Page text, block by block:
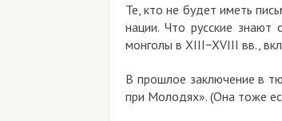
Те, кто не будет иметь
нации. Что русские
монголы в XIII−XVIII вв.,
В прошлое заключение в
при Молодях». (Она тоже